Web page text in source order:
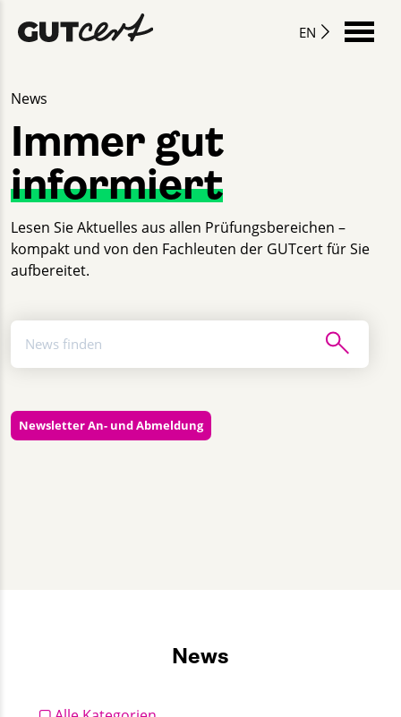
EN
News
Immer gut
informiert
Lesen Sie Aktuelles aus allen Prüfungsbereichen –
kompakt und von den Fachleuten der GUTcert für Sie
aufbereitet.
Newsletter An- und Abmeldung
News